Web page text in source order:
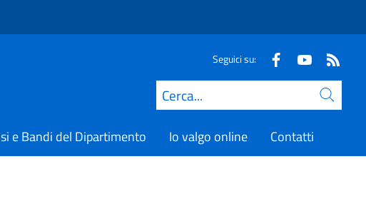
Seguici su:
Cerca
e Bandi del Dipartimento Io valgo online Contatti